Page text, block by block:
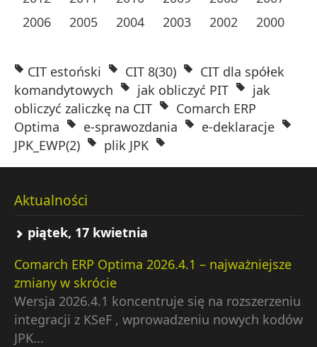
2006
2005 2004 2003 2002 2000
CIT estoński CIT 8(30)
CIT dla spółek
komandytowych
jak obliczyć PIT
jak
obliczyć zaliczkę na CIT
Comarch ERP
Optima
e-sprawozdania
e-deklaracje
JPK_EWP(2)
plik JPK
Aktualności
piątek, 17 kwietnia
Comarch ERP Optima 2026.4.1 – najważniejsze
zmiany w skrócie
Wersja 2026.4.1 koncentruje się na rozszerzeniu
integracji z KSeF , wprowadzeniu nowych kodów
JPK...